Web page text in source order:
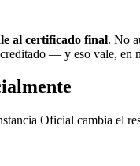
al certificado final. No
— y eso vale, en
Oficial cambia el